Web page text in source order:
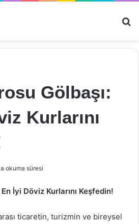
Gölbaşı:
Kurlarını
okuma süresi
İyi Döviz Kurlarını Keşfedin!
ticaretin, turizmin ve bireysel